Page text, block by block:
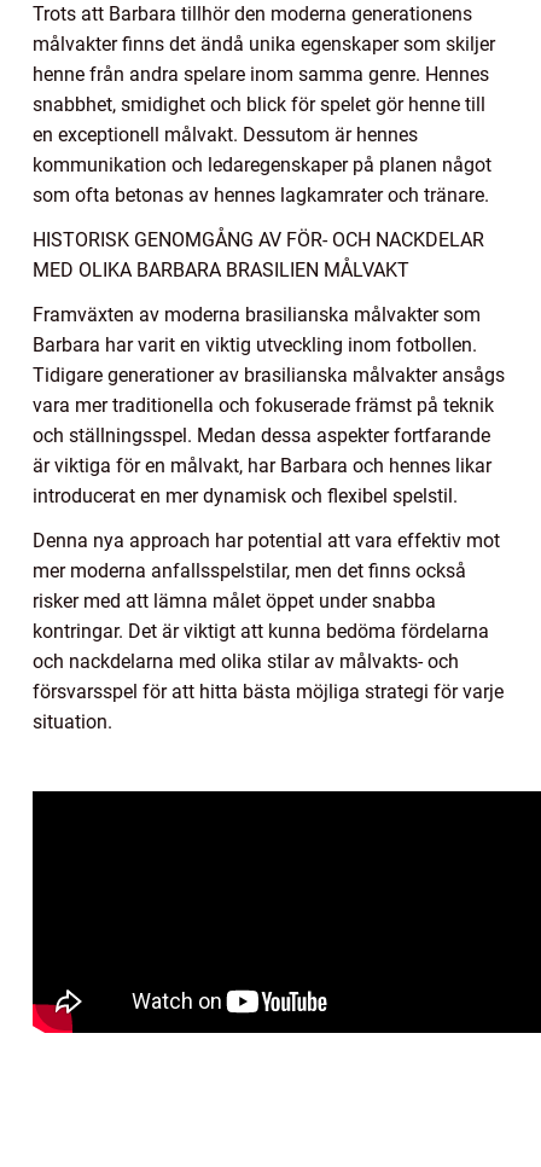
Trots att Barbara tillhör den moderna generationens
målvakter finns det ändå unika egenskaper som skiljer
henne från andra spelare inom samma genre. Hennes
snabbhet, smidighet och blick för spelet gör henne till
en exceptionell målvakt. Dessutom är hennes
kommunikation och ledaregenskaper på planen något
som ofta betonas av hennes lagkamrater och tränare.
HISTORISK GENOMGÅNG AV FÖR- OCH NACKDELAR
MED OLIKA BARBARA BRASILIEN MÅLVAKT
Framväxten av moderna brasilianska målvakter som
Barbara har varit en viktig utveckling inom fotbollen.
Tidigare generationer av brasilianska målvakter ansågs
vara mer traditionella och fokuserade främst på teknik
och ställningsspel. Medan dessa aspekter fortfarande
är viktiga för en målvakt, har Barbara och hennes likar
introducerat en mer dynamisk och flexibel spelstil.
Denna nya approach har potential att vara effektiv mot
mer moderna anfallsspelstilar, men det finns också
risker med att lämna målet öppet under snabba
kontringar. Det är viktigt att kunna bedöma fördelarna
och nackdelarna med olika stilar av målvakts- och
försvarsspel för att hitta bästa möjliga strategi för varje
situation.